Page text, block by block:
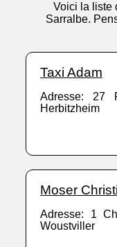
Voici la liste
Sarralbe.
Taxi Adam
Adresse: 27
Herbitzheim
Moser
Adresse: 1
Woustviller